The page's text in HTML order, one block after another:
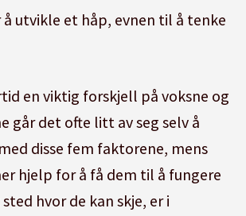
utvikle et håp, evnen til å tenke
en viktig forskjell på voksne og
går det ofte litt av seg selv å
disse fem faktorene, mens
hjelp for å få dem til å fungere
hvor de kan skje, er i